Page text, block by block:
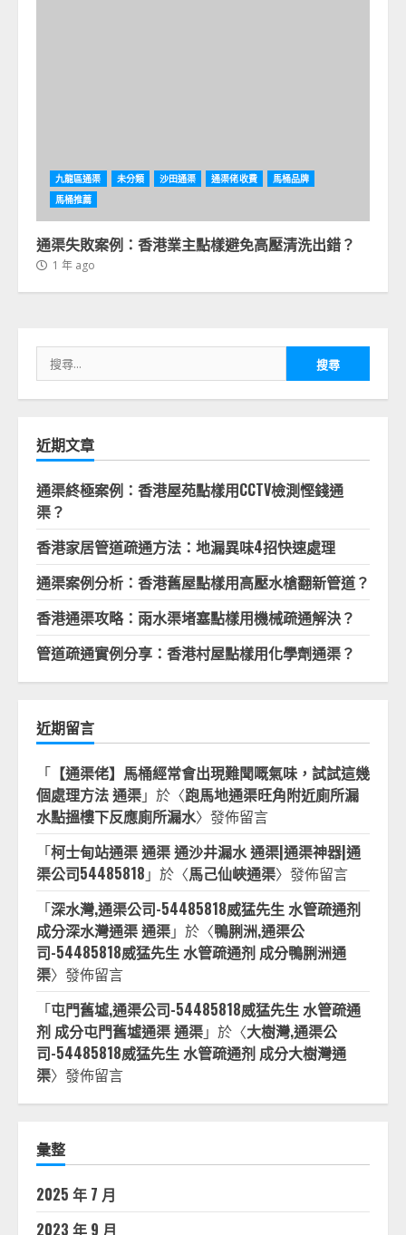
九龍區通渠 未分類 沙田通渠 通渠佬收費
馬桶品牌
馬桶推薦
通渠失敗案例：香港業主點樣避免高壓清洗出錯？
1 年 ago
尋
關
字:
近期文章
通渠終極案例：香港屋苑點樣用CCTV檢測慳錢通
渠？
香港家居管道疏通方法：地漏異味4招快速處理
通渠案例分析：香港舊屋點樣用高壓水槍翻新管道？
香港通渠攻略：雨水渠堵塞點樣用機械疏通解決？
管道疏通實例分享：香港村屋點樣用化學劑通渠？
近期留言
「 【通渠佬】馬桶經常會出現難聞嘅氣味，試試這幾
個處理方法 通渠」於〈跑馬地通渠旺角附近廁所漏
水點搵樓下反應廁所漏水〉發佈留言
「柯士甸站通渠 通渠 通沙井漏水 通渠|通渠神器|通
渠公司54485818 」於〈馬己仙峽通渠〉發佈留言
「深水灣,通渠公司-54485818威猛先生 水管疏通剂
成分深水灣通渠 通渠」於〈鴨脷洲,通渠公
司-54485818威猛先生 水管疏通剂 成分鴨脷洲通
渠〉發佈留言
「屯門舊墟,通渠公司-54485818威猛先生 水管疏通
剂 成分屯門舊墟通渠 通渠」於〈大樹灣,通渠公
司-54485818威猛先生 水管疏通剂 成分大樹灣通
渠〉發佈留言
彙整
2025 年 7 月
2023 年 9 月